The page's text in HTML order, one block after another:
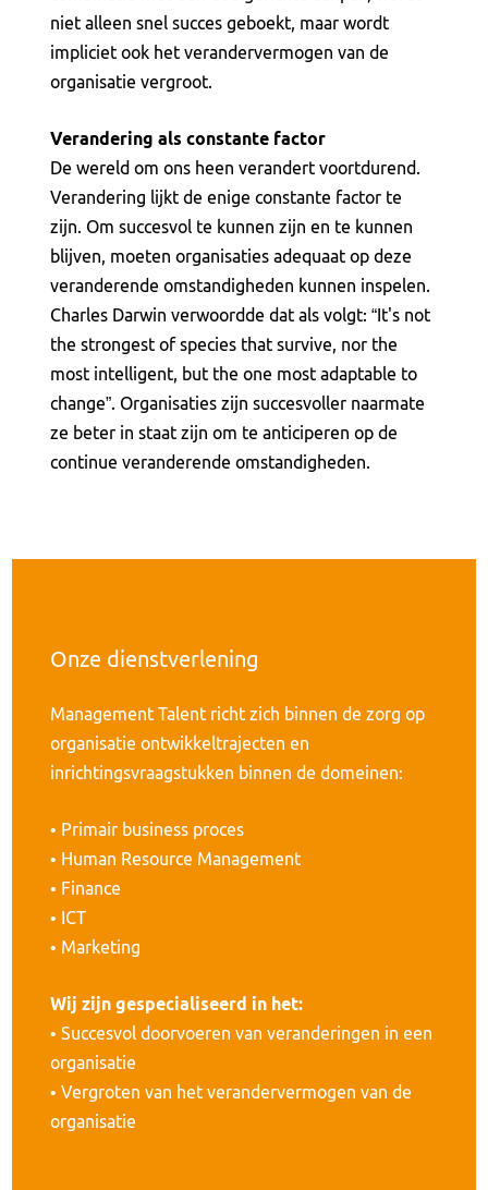
niet alleen snel succes geboekt, maar wordt
impliciet ook het verandervermogen van de
organisatie vergroot.
Verandering als constante factor
De wereld om ons heen verandert voortdurend.
Verandering lijkt de enige constante factor te
zijn. Om succesvol te kunnen zijn en te kunnen
blijven, moeten organisaties adequaat op deze
veranderende omstandigheden kunnen inspelen.
Charles Darwin verwoordde dat als volgt: “It's not
the strongest of species that survive, nor the
most intelligent, but the one most adaptable to
change”. Organisaties zijn succesvoller naarmate
ze beter in staat zijn om te anticiperen op de
continue veranderende omstandigheden.
Onze dienstverlening
Management Talent richt zich binnen de zorg op
organisatie ontwikkeltrajecten en
inrichtingsvraagstukken binnen de domeinen:
• Primair business proces
• Human Resource Management
• Finance
• ICT
• Marketing
Wij zijn gespecialiseerd in het:
• Succesvol doorvoeren van veranderingen in een
organisatie
• Vergroten van het verandervermogen van de
organisatie